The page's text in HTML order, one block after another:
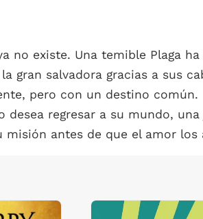
no existe. Una temible Plaga
gran salvadora gracias a sus
pero con un destino común.
desea regresar a su mundo,
misión antes de que el amor